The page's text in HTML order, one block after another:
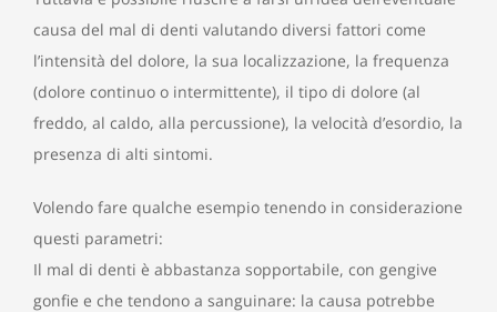
causa del mal di denti valutando diversi fattori come
l’intensità del dolore, la sua localizzazione, la frequenza
(dolore continuo o intermittente), il tipo di dolore (al
freddo, al caldo, alla percussione), la velocità d’esordio, la
presenza di alti sintomi.
Volendo fare qualche esempio tenendo in considerazione
questi parametri:
Il mal di denti è abbastanza sopportabile, con gengive
gonfie e che tendono a sanguinare: la causa potrebbe